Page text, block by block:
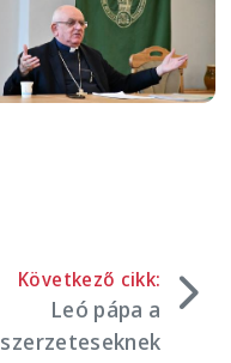
Következő cikk:
Leó pápa a
szerzeteseknek